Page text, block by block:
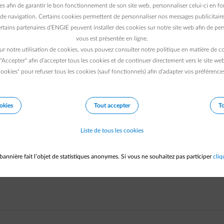
relevés de compteurs ? Sans les chiffres après la virgule ?
L'application calcule votre consommation réelle entre 2
bien sûr varier : parfois il y a 1 jour entre les deux, et
laquelle vous encodez vos relevés. L'application doit
et quotidienne. L'application utilise un profil de
jours (et les mois), via une clé de répartition standard fixe.
estimée
, sur la base de votre consommation réelle entre les
afin de garantir le bon fonctionnement de son site web, personnaliser celui-ci en
navigation. Certains cookies permettent de personnaliser nos messages
partenaires d’ENGIE peuvent installer des cookies sur notre site web afin de
vous est présentée en ligne.
notre utilisation de cookies, vous pouvez consulter notre politique en matière de
"Accepter" afin d’accepter tous les cookies et de continuer directement vers le site
pour refuser tous les cookies (sauf fonctionnels) afin d’adapter vos
Tout accepter
Liste de tous les cookies
fait l’objet de statistiques anonymes. Si vous ne souhaitez pas participer